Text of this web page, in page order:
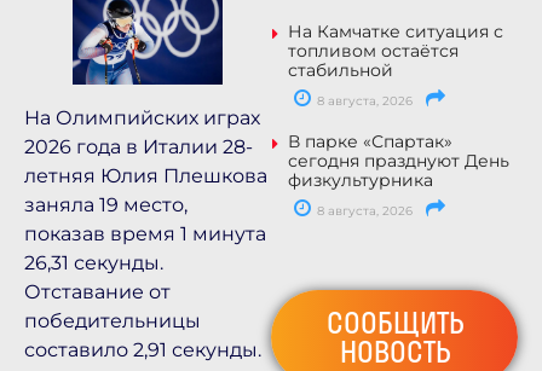
На Олимпийских играх
2026 года в Италии 28-
летняя Юлия Плешкова
заняла 19 место,
показав время 1 минута
26,31 секунды.
Отставание от
победительницы
составило 2,91 секунды.
На Камчатке ситуация с
топливом остаётся
стабильной
8 августа, 2026
В парке «Спартак»
сегодня празднуют День
физкультурника
8 августа, 2026
СООБЩИТЬ
НОВОСТЬ